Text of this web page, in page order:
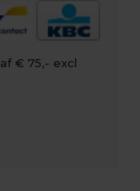
€ 75,- excl